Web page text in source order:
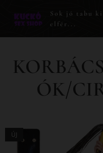
Sok jó tabu
elfér...
ÓK/
ÚJ